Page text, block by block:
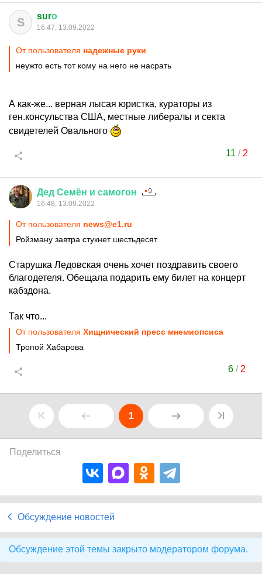
S surо
16:47, 13.09.2022
От пользователя надежные руки
неужто есть тот кому на него не насрать
А как-же... верная лысая юристка, кураторы из
ген.консульства США, местные либералы и секта
свидетелей Овального
11 / 2
Дед Семён и самогон
16:48, 13.09.2022
От пользователя news@e1.ru
Ройзману завтра стукнет шестьдесят.
Старушка Ледовская очень хочет поздравить своего
благодетеля. Обещала подарить ему билет на концерт
кабздона.
Так что...
От пользователя Хищнический пресс мнемиопсиса
Тропой Хабарова
6/ 2
1
Поделиться
Обсуждение новостей
Обсуждение этой темы закрыто модератором форума.